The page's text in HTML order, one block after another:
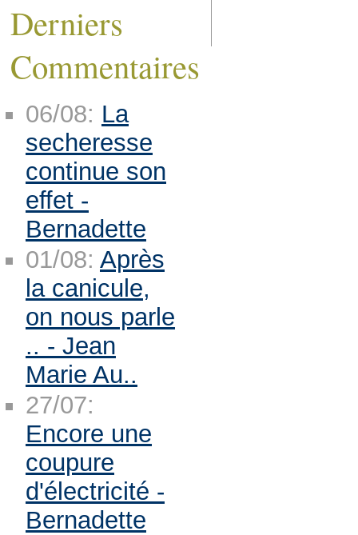
Derniers
Commentaires
06/08: La
secheresse
continue son
effet -
Bernadette
01/08: Après
la canicule,
on nous parle
.. - Jean
Marie Au..
27/07:
Encore une
coupure
d'électricité -
Bernadette